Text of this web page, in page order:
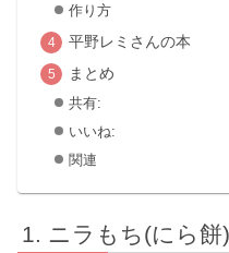
作り方
平野レミさんの本
まとめ
共有:
いいね:
関連
ニラもち(にら